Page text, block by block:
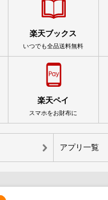
楽天ブックス
いつでも全品送料無料
楽天ペイ
スマホをお財布に
アプリ一覧